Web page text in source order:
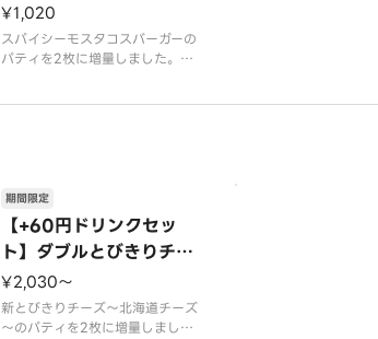
¥1,020
スパイシーモスタコスバーガーの
パティを2枚に増量しました。お
ますので、お子
【+60円ドリンクセッ
ト】ダブルとびきりチー
ズ～北海道チーズ～
期間限定
¥2,030〜
新とびきりチーズ～北海道チーズ
～のパティを2枚に増量しまし